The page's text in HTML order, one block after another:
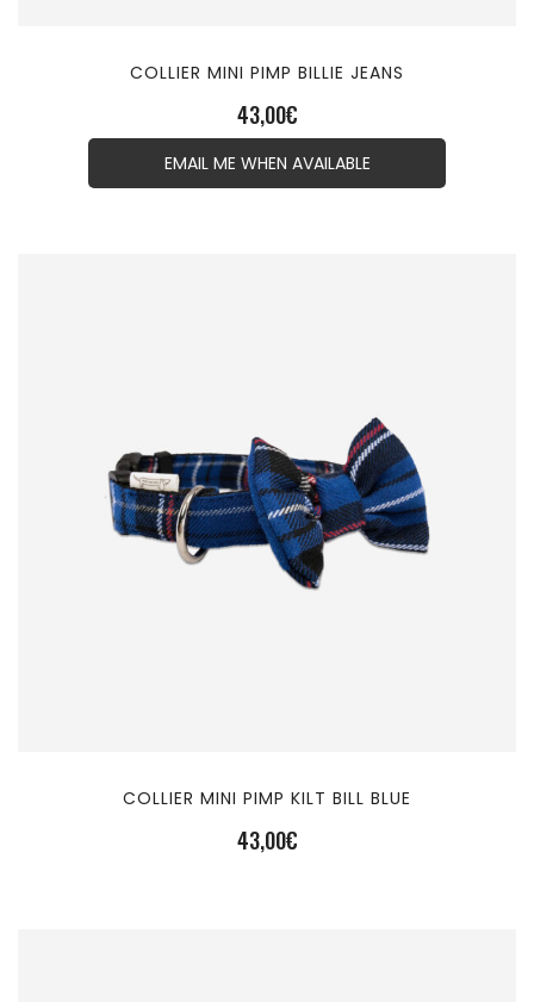
COLLIER MINI PIMP BILLIE JEANS
43,00€
EMAIL ME WHEN AVAILABLE
COLLIER MINI PIMP KILT BILL BLUE
43,00€